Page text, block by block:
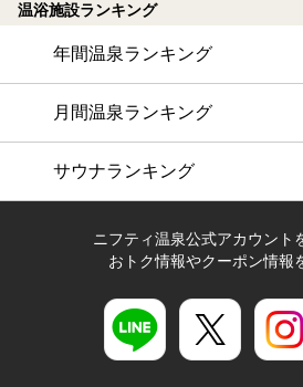
温浴施設ランキング
年間温泉ランキング
月間温泉ランキング
サウナランキング
ニフティ温泉公式アカウント
おトク情報やクーポン情報